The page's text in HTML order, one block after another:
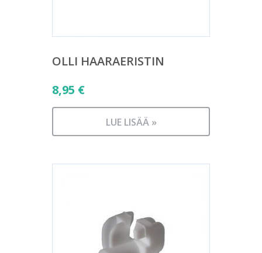
OLLI HAARAERISTIN
8,95 €
LUE LISÄÄ »